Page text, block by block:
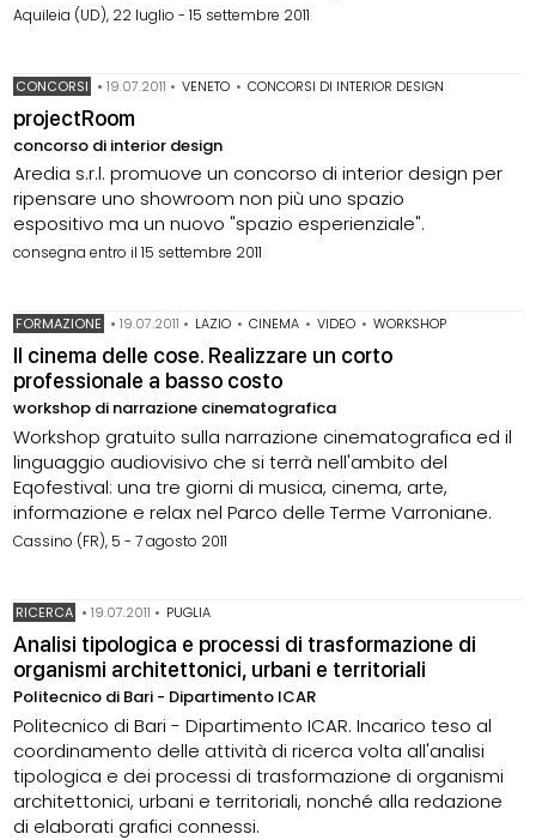
Aquileia (UD), 22 luglio - 15 settembre 2011
CONCORSI •19.07.2011 • VENETO • CONCORSI DI INTERIOR DESIGN
projectRoom
concorso di interior design
Aredia s.r.l. promuove un concorso di interior design per
ripensare uno showroom non più uno spazio
espositivo ma un nuovo "spazio esperienziale".
consegna entro il 15 settembre 2011
FORMAZIONE •19.07.2011 • LAZIO • CINEMA • VIDEO • WORKSHOP
Il cinema delle cose. Realizzare un corto
professionale a basso costo
workshop di narrazione cinematografica
Workshop gratuito sulla narrazione cinematografica ed il
linguaggio audiovisivo che si terrà nell'ambito del
Eqofestival: una tre giorni di musica, cinema, arte,
informazione e relax nel Parco delle Terme Varroniane.
Cassino (FR), 5 - 7 agosto 2011
RICERCA •19.07.2011 • PUGLIA
Analisi tipologica e processi di trasformazione di
organismi architettonici, urbani e territoriali
Politecnico di Bari - Dipartimento ICAR
Politecnico di Bari - Dipartimento ICAR. Incarico teso al
coordinamento delle attività di ricerca volta all'analisi
tipologica e dei processi di trasformazione di organismi
architettonici, urbani e territoriali, nonché alla redazione
di elaborati grafici connessi.